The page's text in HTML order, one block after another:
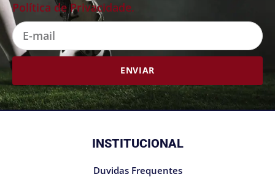
Política de Privacidade.
mail
ENVIAR
INSTITUCIONAL
Duvidas Frequentes